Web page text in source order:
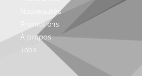
Nouveautés
Promotions
À propos
Jobs